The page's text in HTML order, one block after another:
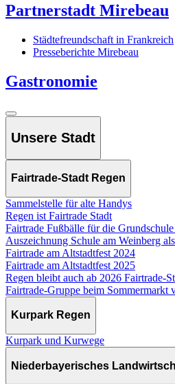
Partnerstadt Mirebeau
Städtefreundschaft in Frankreich
Presseberichte Mirebeau
Gastronomie
Unsere Stadt
Fairtrade-Stadt Regen
Sammelstelle für alte Handys
Regen ist Fairtrade Stadt
Fairtrade Fußbälle für die Grundschule
Auszeichnung Schule am Weinberg
Fairtrade am Altstadtfest 2024
Fairtrade am Altstadtfest 2025
Regen bleibt auch ab 2026 Fairtrade-
Fairtrade-Gruppe beim Sommermarkt
Kurpark Regen
Kurpark und Kurwege
Niederbayerisches